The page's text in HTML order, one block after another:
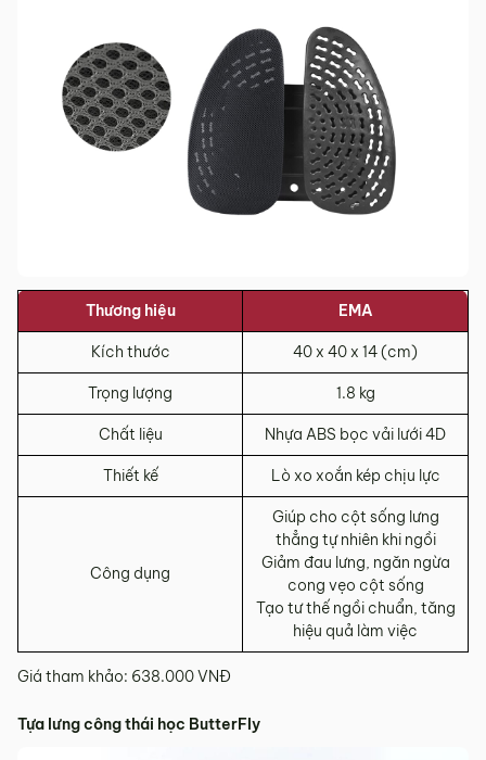
Thương hiệu EMA
Kích thước 40 x 40 x 14 (cm)
Trọng lượng 1.8 kg
Chất liệu Nhựa ABS bọc vải lưới 4D
Thiết kế Lò xo xoắn kép chịu lực
Công dụng
Giúp cho cột sống lưng
thẳng tự nhiên khi ngồi
Giảm đau lưng, ngăn ngừa
cong vẹo cột sống
Tạo tư thế ngồi chuẩn, tăng
hiệu quả làm việc
Giá tham khảo: 638.000 VNĐ
Tựa lưng công thái học ButterFly